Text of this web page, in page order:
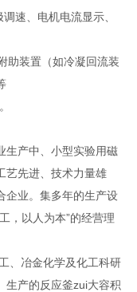
速、电机电流显示、
助装置（如冷凝回流装
生产中、小型实验用磁
艺先进、技术力量雄
企业。集多年的生产设
，以人为本”的经营理
、冶金化学及化工科研
生产的反应釜zui大容积